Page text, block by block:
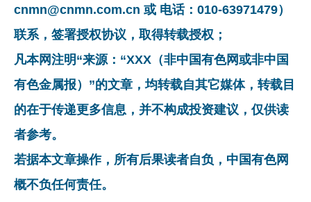
cnmn@cnmn.com.cn 或 电话：010-63971479）
联系，签署授权协议，取得转载授权；
凡本网注明“来源：“XXX（非中国有色网或非中国
有色金属报）”的文章，均转载自其它媒体，转载目
的在于传递更多信息，并不构成投资建议，仅供读
者参考。
若据本文章操作，所有后果读者自负，中国有色网
概不负任何责任。